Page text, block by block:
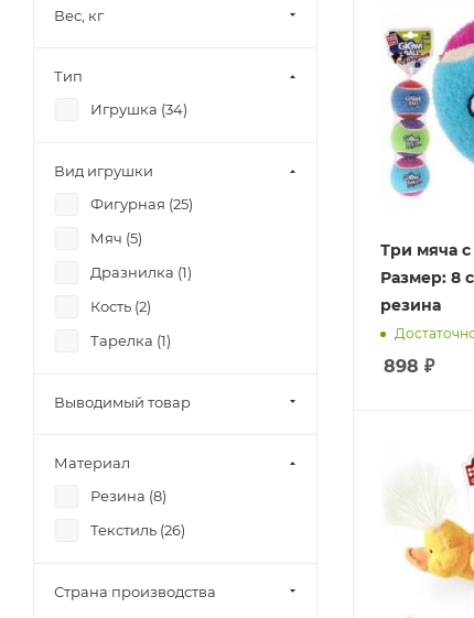
Три мяча
Размер: 8 см.
резина
898 ₽
Вес, кг
Тип
Игрушка (34)
Вид игрушки
Фигурная (25)
Мяч (5)
Дразнилка (1)
Кость (2)
Тарелка (1)
Выводимый товар
Материал
Резина (8)
Текстиль (26)
Страна производства